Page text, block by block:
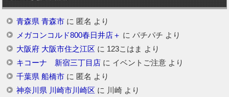
青森県 青森市に 匿名 より
メガコンコルド800春日井店＋ に パチパチ より
大阪府 大阪市住之江区 に 123こはま より
キコーナ 新宿三丁目店に イベントご注意より
千葉県 船橋市に 匿名 より
神奈川県 川崎市川崎区 に 川崎より